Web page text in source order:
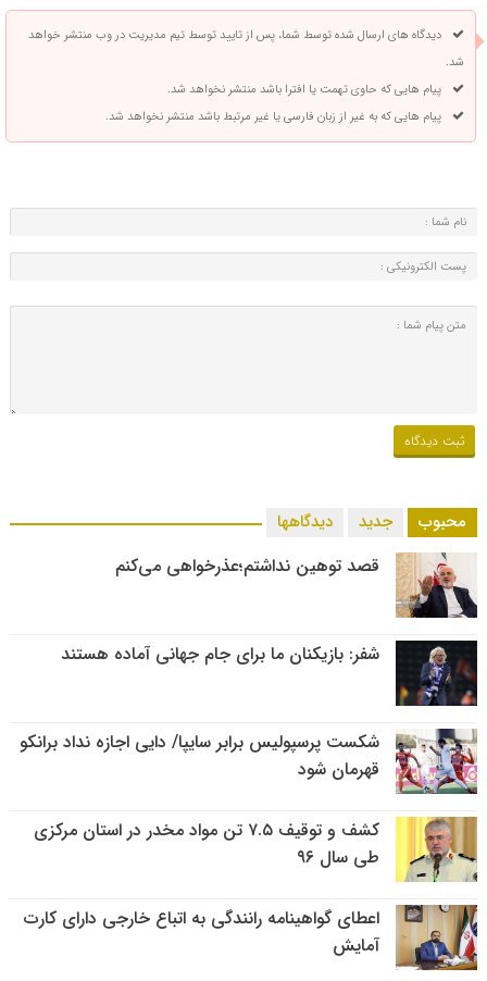
دیدگاه های ارسال شده توسط شما، پس از تایید توسط تیم مدیریت در وب منتشر خواهد
شد.
پیام هایی که حاوی تهمت یا افترا باشد منتشر نخواهد شد.
پیام هایی که به غیر از زبان فارسی یا غیر مرتبط باشد منتشر نخواهد شد.
محبوب جدید دیدگاهها
قصد توهین نداشتم؛عذرخواهی می‌کنم
شفر: بازیکنان ما برای جام جهانی آماده هستند
شکست پرسپولیس برابر سایپا/ دایی اجازه نداد برانکو
قهرمان شود
کشف و توقیف ۷.۵ تن مواد مخدر در استان مرکزی
طی سال ۹۶
اعطای گواهینامه رانندگی به اتباع خارجی دارای کارت
آمایش